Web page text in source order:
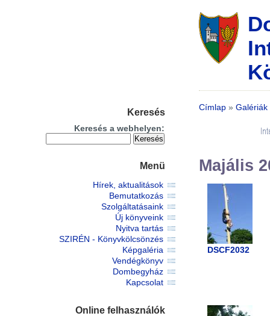
Címlap » Galériák
Majális
DSCF2032
Keresés
Keresés a webhelyen:
Menü
Hírek, aktualitások
Bemutatkozás
Szolgáltatásaink
Új könyveink
Nyitva tartás
SZIRÉN - Könyvkölcsönzés
Képgaléria
Vendégkönyv
Dombegyház
Kapcsolat
Online felhasználók